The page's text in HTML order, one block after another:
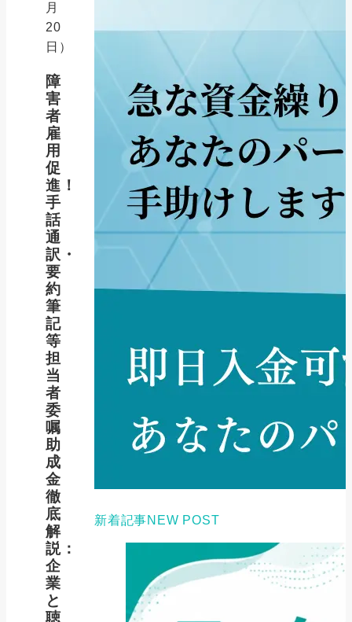
月
20
日）
障
害
者
雇
用
促
進！
手
話
通
訳・
要
約
筆
記
等
担
当
者
委
嘱
助
成
金
徹
底
解
説：
企
業
と
聴
新着記事NEW POST